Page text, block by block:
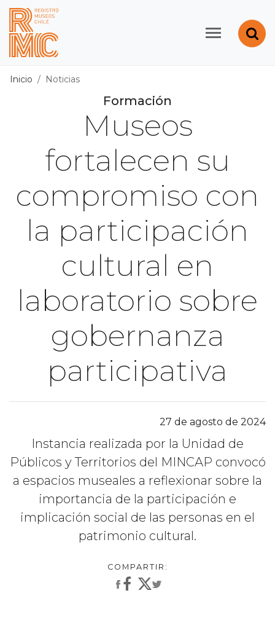
Contenido principal
Registro de Museos
Inicio Noticias
Formación
Museos
fortalecen su
compromiso con
la participación
cultural en
laboratorio sobre
gobernanza
participativa
27 de agosto de 2024
Instancia realizada por la Unidad de
Públicos y Territorios del MINCAP convocó
a espacios museales a reflexionar sobre la
importancia de la participación e
implicación social de las personas en el
patrimonio cultural.